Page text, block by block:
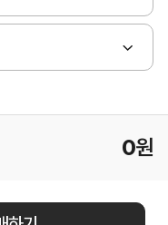
0원